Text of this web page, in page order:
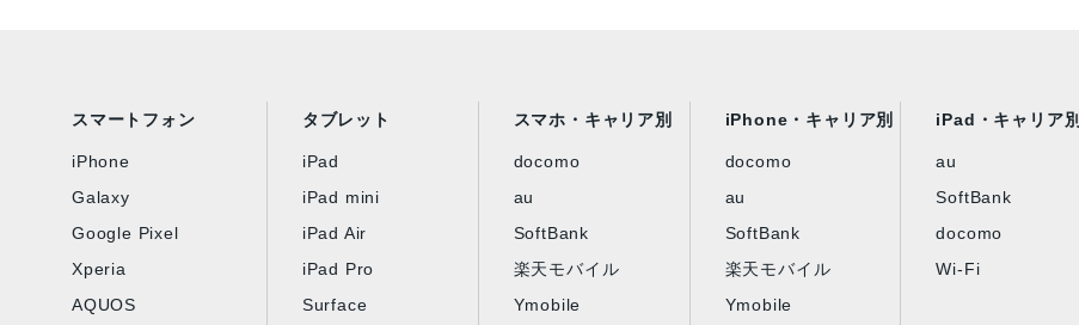
スマートフォン
iPhone
Galaxy
Google Pixel
Xperia
AQUOS
タブレット
iPad
iPad mini
iPad Air
iPad Pro
Surface
スマホ・キャリア別
docomo
au
SoftBank
楽天モバイル
Ymobile
iPhone・キャリア別
docomo
au
SoftBank
楽天モバイル
Ymobile
iPad・キャリア別
au
SoftBank
docomo
Wi-Fi